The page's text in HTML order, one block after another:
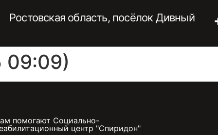
Ростовская область, посёлок Дивный
09:09)
помогают Социально-
центр "Спиридон"